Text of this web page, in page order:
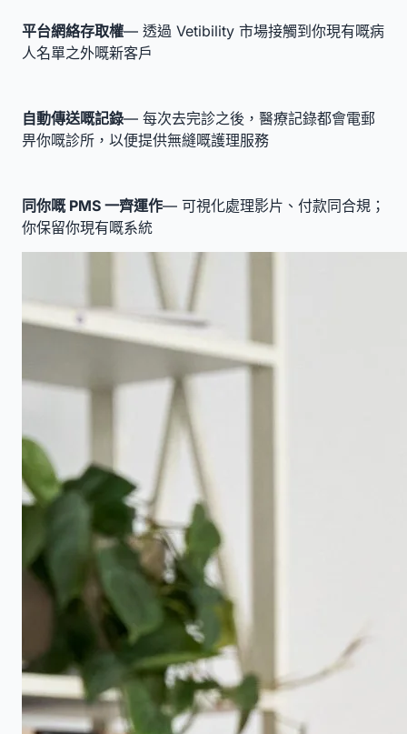
平台網絡存取權— 透過 Vetibility 市場接觸到你現有嘅病
人名單之外嘅新客戶
自動傳送嘅記錄— 每次去完診之後，醫療記錄都會電郵
畀你嘅診所，以便提供無縫嘅護理服務
同你嘅 PMS 一齊運作— 可視化處理影片、付款同合規；
你保留你現有嘅系統